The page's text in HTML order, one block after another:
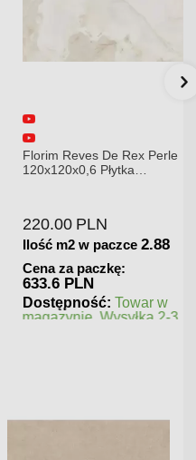
Florim Reves De Rex Perle
120x120x0,6 Płytka
220.00 PLN
Ilość m2 w paczce 2.88
Cena za paczkę:
633.6 PLN
Dostępność: Towar w
magazynie. Wysyłka 2-3